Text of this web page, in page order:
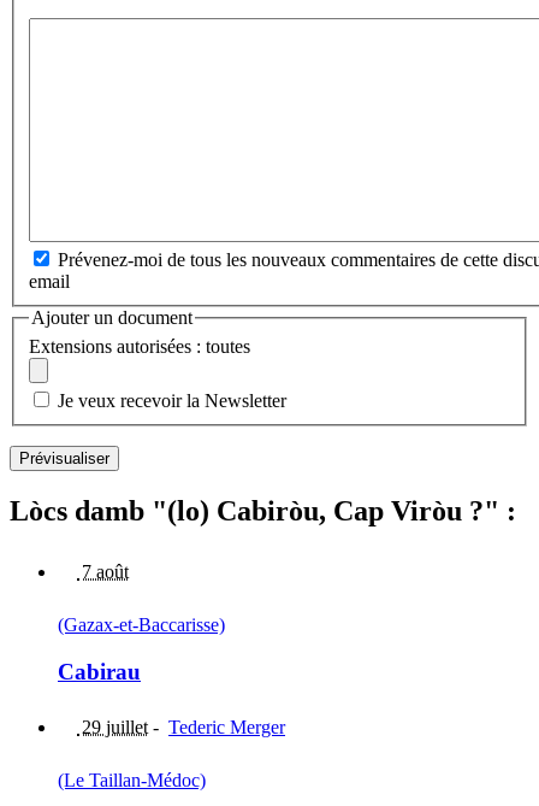
Prévenez-moi de tous les nouveaux commentaires de cette
email
Ajouter un document
Extensions autorisées : toutes
Je veux recevoir la Newsletter
Lòcs damb "(lo) Cabiròu, Cap Viròu ?" :
7 août
(Gazax-et-Baccarisse)
Cabirau
29 juillet - Tederic Merger
(Le Taillan-Médoc)